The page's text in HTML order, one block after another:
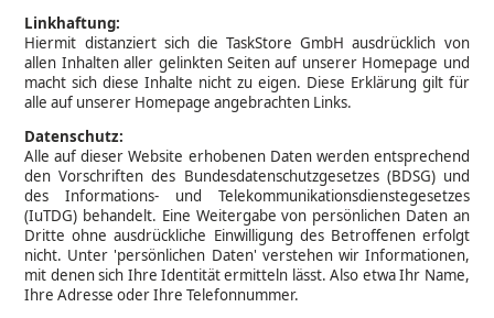
Linkhaftung:
Hiermit distanziert sich die TaskStore GmbH ausdrücklich von
allen Inhalten aller gelinkten Seiten auf unserer Homepage und
macht sich diese Inhalte nicht zu eigen. Diese Erklärung gilt für
alle auf unserer Homepage angebrachten Links.
Datenschutz:
Alle auf dieser Website erhobenen Daten werden entsprechend
den Vorschriften des Bundesdatenschutzgesetzes (BDSG) und
des Informations- und Telekommunikationsdienstegesetzes
(IuTDG) behandelt. Eine Weitergabe von persönlichen Daten an
Dritte ohne ausdrückliche Einwilligung des Betroffenen erfolgt
nicht. Unter 'persönlichen Daten' verstehen wir Informationen,
mit denen sich Ihre Identität ermitteln lässt. Also etwa Ihr Name,
Ihre Adresse oder Ihre Telefonnummer.